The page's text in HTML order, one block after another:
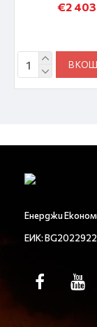
€2
В
Енерджи
ЕИК: